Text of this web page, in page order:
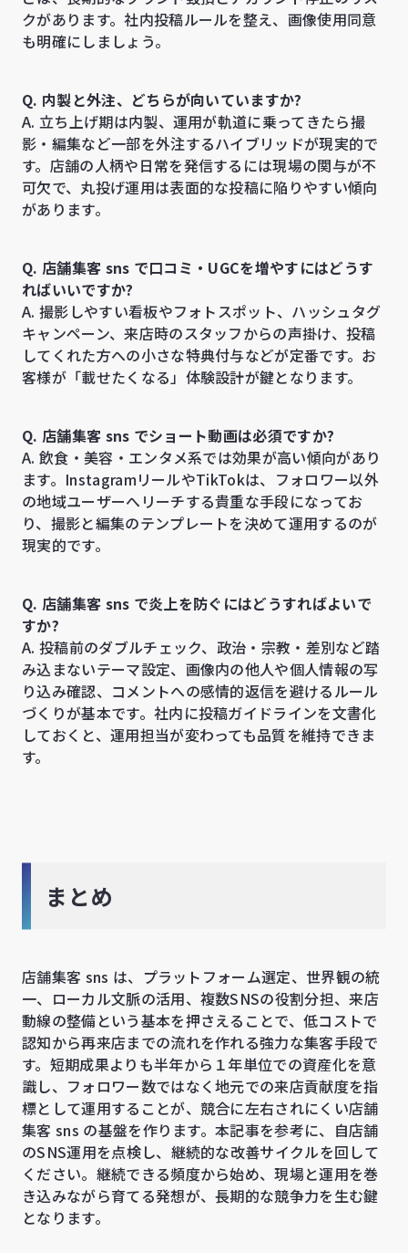
クがあります。社内投稿ルールを整え、画像使用同意
も明確にしましょう。
Q. 内製と外注、どちらが向いていますか?
A. 立ち上げ期は内製、運用が軌道に乗ってきたら撮
影・編集など一部を外注するハイブリッドが現実的で
す。店舗の人柄や日常を発信するには現場の関与が不
可欠で、丸投げ運用は表面的な投稿に陥りやすい傾向
があります。
Q. 店舗集客 sns で口コミ・UGCを増やすにはどうす
ればいいですか?
A. 撮影しやすい看板やフォトスポット、ハッシュタグ
キャンペーン、来店時のスタッフからの声掛け、投稿
してくれた方への小さな特典付与などが定番です。お
客様が「載せたくなる」体験設計が鍵となります。
Q. 店舗集客 sns でショート動画は必須ですか?
A. 飲食・美容・エンタメ系では効果が高い傾向があり
ます。InstagramリールやTikTokは、フォロワー以外
の地域ユーザーへリーチする貴重な手段になってお
り、撮影と編集のテンプレートを決めて運用するのが
現実的です。
Q. 店舗集客 sns で炎上を防ぐにはどうすればよいで
すか?
A. 投稿前のダブルチェック、政治・宗教・差別など踏
み込まないテーマ設定、画像内の他人や個人情報の写
り込み確認、コメントへの感情的返信を避けるルール
づくりが基本です。社内に投稿ガイドラインを文書化
しておくと、運用担当が変わっても品質を維持できま
す。
まとめ
店舗集客 sns は、プラットフォーム選定、世界観の統
一、ローカル文脈の活用、複数SNSの役割分担、来店
動線の整備という基本を押さえることで、低コストで
認知から再来店までの流れを作れる強力な集客手段で
す。短期成果よりも半年から１年単位での資産化を意
識し、フォロワー数ではなく地元での来店貢献度を指
標として運用することが、競合に左右されにくい店舗
集客 sns の基盤を作ります。本記事を参考に、自店舗
のSNS運用を点検し、継続的な改善サイクルを回して
ください。継続できる頻度から始め、現場と運用を巻
き込みながら育てる発想が、長期的な競争力を生む鍵
となります。